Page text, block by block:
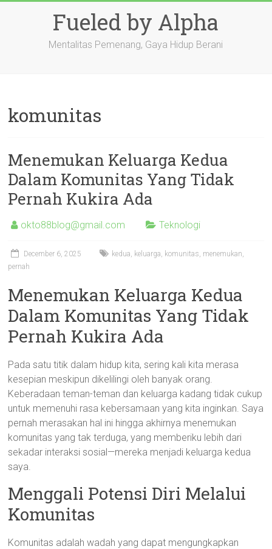
Fueled by Alpha
Mentalitas Pemenang, Gaya Hidup Berani
komunitas
Menemukan Keluarga Kedua
Dalam Komunitas Yang Tidak
Pernah Kukira Ada
okto88blog@gmail.com Teknologi
December 6, 2025 kedua, keluarga, komunitas, menemukan,
pernah
Menemukan Keluarga Kedua
Dalam Komunitas Yang Tidak
Pernah Kukira Ada
Pada satu titik dalam hidup kita, sering kali kita merasa
kesepian meskipun dikelilingi oleh banyak orang.
Keberadaan teman-teman dan keluarga kadang tidak cukup
untuk memenuhi rasa kebersamaan yang kita inginkan. Saya
pernah merasakan hal ini hingga akhirnya menemukan
komunitas yang tak terduga, yang memberiku lebih dari
sekadar interaksi sosial—mereka menjadi keluarga kedua
saya.
Menggali Potensi Diri Melalui
Komunitas
Komunitas adalah wadah yang dapat mengungkapkan